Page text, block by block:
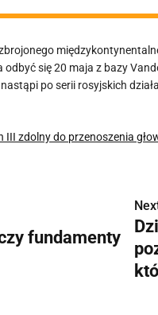
się 20 maja z bazy
po serii rosyjskich
III zdolny do przenoszenia
fundamenty